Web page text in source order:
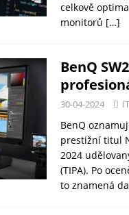
celkově
monitorů […]
BenQ
30-04-2024
BenQ
prestižní titul
2024
(TIPA). Po
to znamená